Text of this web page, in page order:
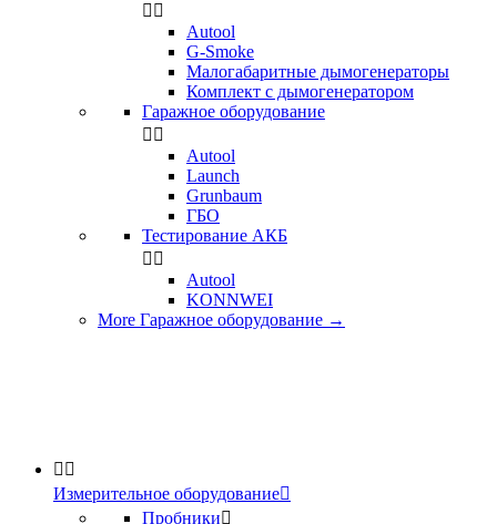
 
Аutool
G-Smoke
Малогабаритные дымогенераторы
Комплект с дымогенератором
Гаражное оборудование
 
Autool
Launch
Grunbaum
ГБО
Тестирование АКБ
 
Autool
KONNWEI
More Гаражное оборудование →
 
Измерительное оборудование
Пробники